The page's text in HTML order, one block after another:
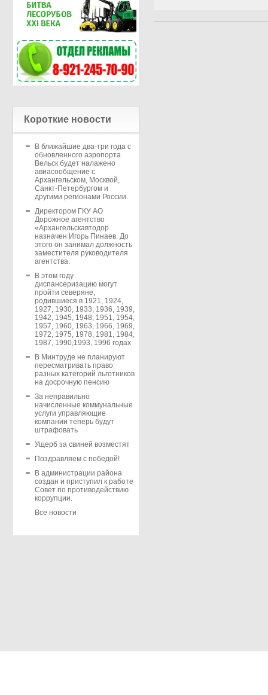
Короткие новости
В ближайшие два-три года с
обновленного аэропорта
Вельск будет налажено
авиасообщение с
Архангельском, Москвой,
Санкт-Петербургом и
другими регионами России.
Директором ГКУ АО
Дорожное агентство
«Архангельскавтодор
назначен Игорь Пинаев. До
этого он занимал должность
заместителя руководителя
агентства.
В этом году
диспансеризацию могут
пройти северяне,
родившиеся в 1921, 1924,
1927, 1930, 1933, 1936, 1939,
1942, 1945, 1948, 1951, 1954,
1957, 1960, 1963, 1966, 1969,
1972, 1975, 1978, 1981, 1984,
1987, 1990,1993, 1996 годах
В Минтруде не планируют
пересматривать право
разных категорий льготников
на досрочную пенсию
За неправильно
начисленные коммунальные
услуги управляющие
компании теперь будут
штрафовать
Ущерб за свиней возместят
Поздравляем с победой!
В администрации района
создан и приступил к работе
Совет по противодействию
коррупции.
Все новости